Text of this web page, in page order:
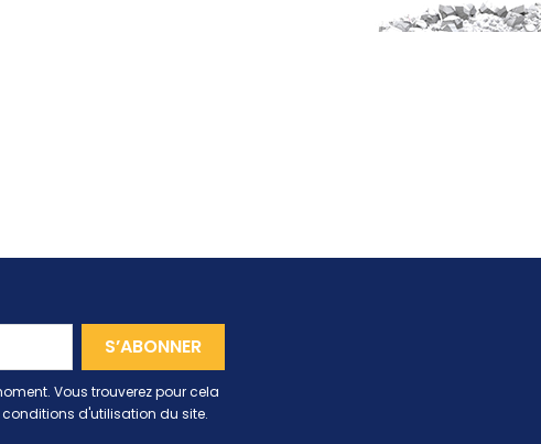
Vous trouverez pour cela
d'utilisation du site.